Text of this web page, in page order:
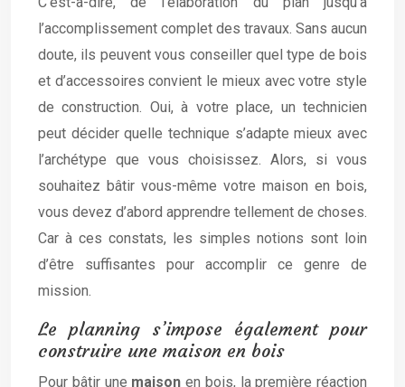
l’accomplissement complet des travaux. Sans aucun
doute, ils peuvent vous conseiller quel type de bois
et d’accessoires convient le mieux avec votre style
de construction. Oui, à votre place, un technicien
peut décider quelle technique s’adapte mieux avec
l’archétype que vous choisissez. Alors, si vous
souhaitez bâtir vous-même votre maison en bois,
vous devez d’abord apprendre tellement de choses.
Car à ces constats, les simples notions sont loin
d’être suffisantes pour accomplir ce genre de
mission.
Le planning s’impose également pour
construire une maison en bois
Pour bâtir une maison en bois, la première réaction